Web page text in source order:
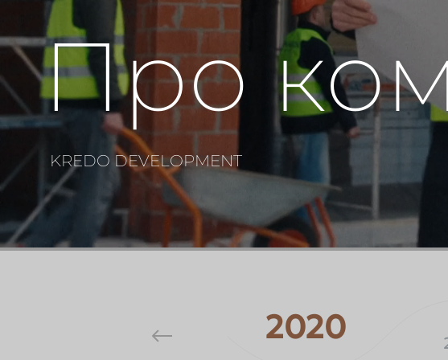
Про
KREDO DEVELOPMENT
2020